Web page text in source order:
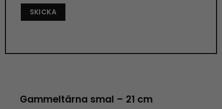
Gammeltärna smal – 21 cm